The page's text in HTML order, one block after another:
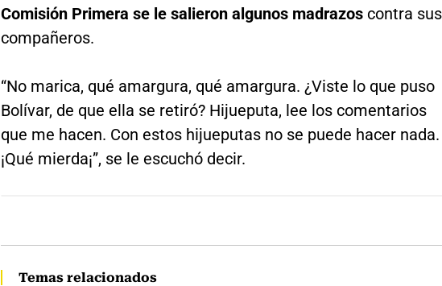
Comisión Primera se le salieron algunos madrazos contra sus
compañeros.
“No marica, qué amargura, qué amargura. ¿Viste lo que puso
Bolívar, de que ella se retiró? Hijueputa, lee los comentarios
que me hacen. Con estos hijueputas no se puede hacer nada.
¡Qué mierda¡”, se le escuchó decir.
Temas relacionados